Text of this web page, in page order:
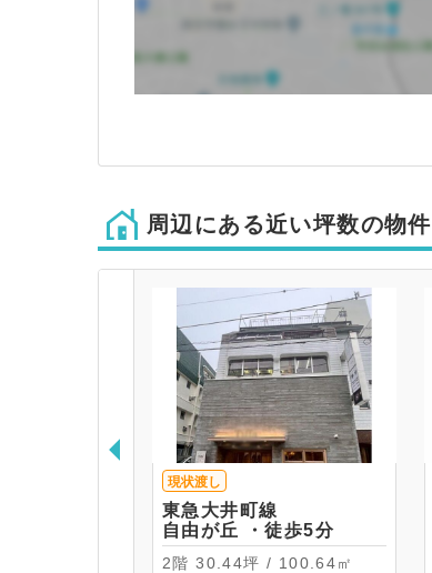
周辺にある近い坪数の物件
現状渡し
東急大井町線
自由が丘 ・徒歩5分
2階 30.44坪 / 100.64㎡